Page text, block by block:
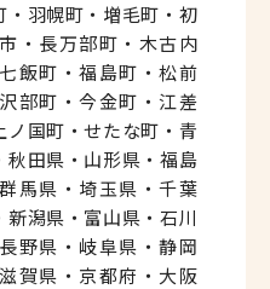
羽幌町・増毛町・初
・長万部町・木古内
飯町・福島町・松前
部町・今金町・江差
国町・せたな町・青
秋田県・山形県・福島
馬県・埼玉県・千葉
潟県・富山県・石川
野県・岐阜県・静岡
賀県・京都府・大阪